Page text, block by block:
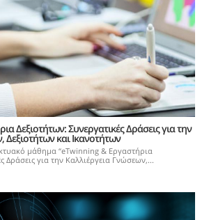
Δεξιοτήτων: Συνεργατικές Δράσεις για την
Δεξιοτήτων και Ικανοτήτων
μάθημα “eTwinning & Εργαστήρια
Δράσεις για την Καλλιέργεια Γνώσεων,...